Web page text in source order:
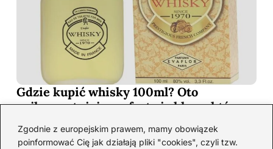
Zgodnie z europejskim prawem, mamy obowiązek
poinformować Cię jak działają pliki "cookies", czyli tzw.
Gdzie kupić whisky 100ml? Oto
najkorzystniejsze oferty i sklepy, które
2026-06-26